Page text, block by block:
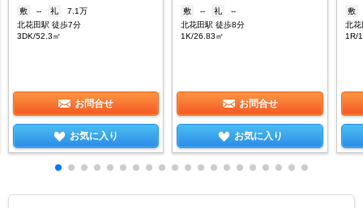
敷 -- 礼
7.1万
北花田駅 徒歩7分
3DK/52.3㎡
お問合せ
お気に入り
敷 -- 礼
--
北花田駅 徒歩8分
1K/26.83㎡
お問合せ
お気に入り
敷
北花
1R/